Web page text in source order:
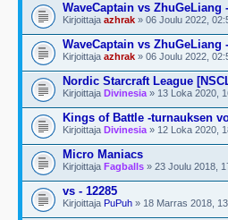
WaveCaptain vs ZhuGeLiang
Kirjoittaja azhrak » 06 Joulu 2022,
WaveCaptain vs ZhuGeLiang
Kirjoittaja azhrak » 06 Joulu 2022,
Nordic Starcraft League
Kirjoittaja Divinesia » 13 Loka 2020,
Kings of Battle -turnauksen
Kirjoittaja Divinesia » 12 Loka 2020,
Micro Maniacs
Kirjoittaja Fagballs » 23 Joulu 2018,
vs - 12285
Kirjoittaja PuPuh » 18 Marras 2018,